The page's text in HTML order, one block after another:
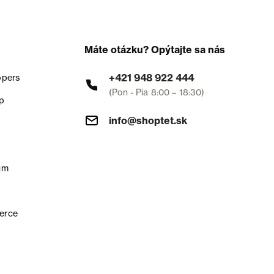
Máte otázku? Opýtajte sa nás
+421 948 922 444
(Pon - Pia 8:00 – 18:30)
info@shoptet.sk